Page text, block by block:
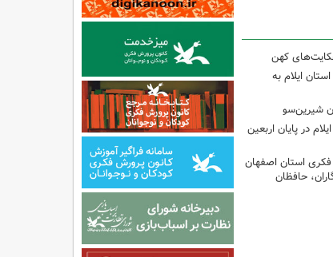
کهن
ایلام به
شیرین‌سو
در پایان اربعین
استان اصفهان
حافظان